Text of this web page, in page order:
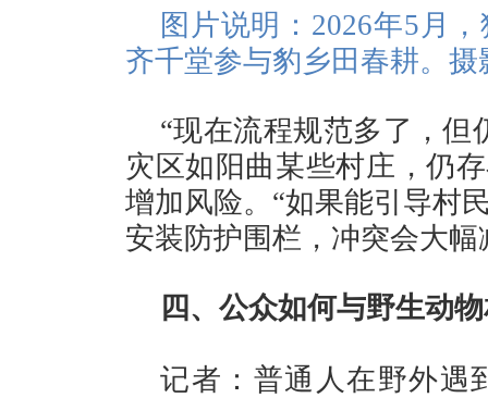
图片说明：2026年5月
齐千堂参与豹乡田春耕。摄
“现在流程规范多了，但
灾区如阳曲某些村庄，仍
增加风险。“如果能引导村
安装防护围栏，冲突会大幅
四、公众如何与野生动
记者：普通人在野外遇